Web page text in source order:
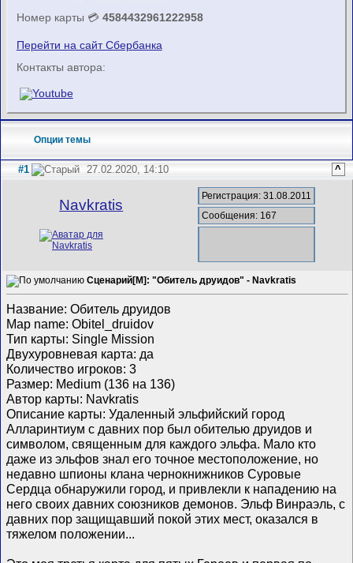
Номер карты 💳 4584432961222958
Перейти на сайт Сбербанка
Контакты автора:
Опции темы
#1 27.02.2020, 14:10 ^
Navkratis
Регистрация: 31.08.2011
Сообщения: 167
Сценарий[M]: "Обитель друидов" - Navkratis
Название: Обитель друидов
Map name: Obitel_druidov
Тип карты: Single Mission
Двухуровневая карта: да
Количество игроков: 3
Размер: Medium (136 на 136)
Автор карты: Navkratis
Описание карты: Удаленный эльфийский город
Алларинтиум с давних пор был обителью друидов и
символом, священным для каждого эльфа. Мало кто
даже из эльфов знал его точное местоположение, но
недавно шпионы клана чернокнижников Суровые
Сердца обнаружили город, и привлекли к нападению на
него своих давних союзников демонов. Эльф Винраэль, с
давних пор защищавший покой этих мест, оказался в
тяжелом положении...